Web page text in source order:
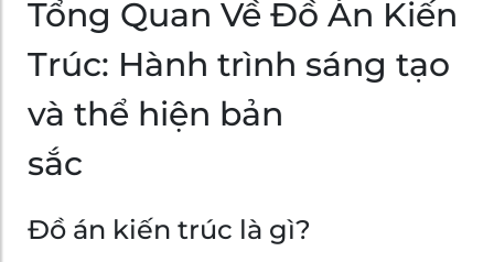
Tổng Quan Về Đồ Án Kiến
Trúc: Hành trình sáng tạo
và thể hiện bản
sắc
Đồ án kiến trúc là gì?